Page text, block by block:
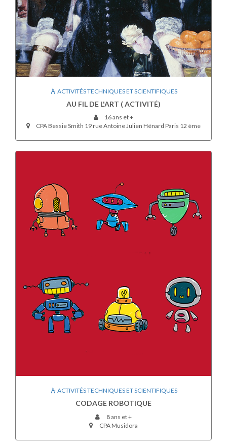
ACTIVITÉS TECHNIQUES ET SCIENTIFIQUES
AU FIL DE L'ART ( ACTIVITÉ)
16 ans et +
CPA Bessie Smith 19 rue Antoine Julien Hénard Paris 12 ème
ACTIVITÉS TECHNIQUES ET SCIENTIFIQUES
CODAGE ROBOTIQUE
8 ans et +
CPA Musidora